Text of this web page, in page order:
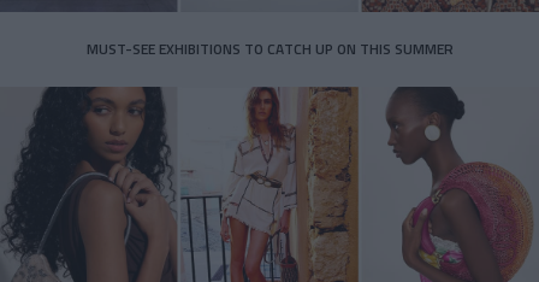
MUST-SEE EXHIBITIONS TO CATCH UP ON THIS SUMMER